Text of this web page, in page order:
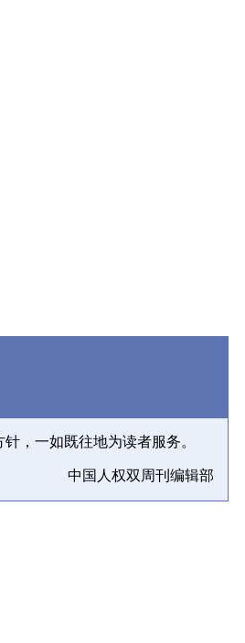
，一如既往地为读者服务。
中国人权双周刊编辑部